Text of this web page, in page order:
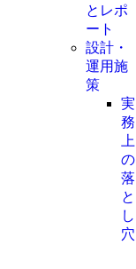
とレポ
ート
設計・
運用施
策
実
務
上
の
落
と
し
穴